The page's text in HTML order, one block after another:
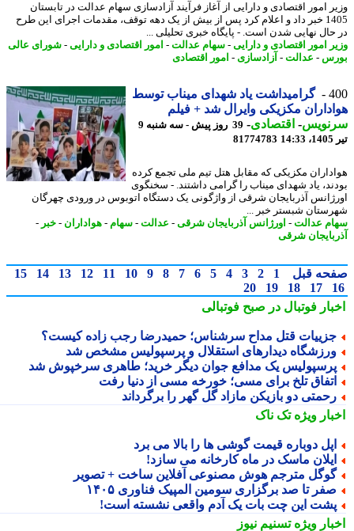
امور اقتصادی و دارایی از آغاز فرآیند آزادسازی سهام عدالت در تابستان
1405 خبر داد و اعلام کرد پس از بیش از یک دهه توقف، مقدمات اجرای این طرح
نهایی شدن است. - پایگاه خبری تحلیلی ...
امور اقتصادی و دارایی- سهام عدالت-امور اقتصادی و دارایی- شورای عالی
-عدالت-آزادسازی- امور اقتصادی
گرامیداشت یاد شهدای میناب توسط
مکزیکی وایرال شد + فیلم
-اقتصادی-
39 روز پیش - سه شنبه 9
81774783
مکزیکی که مقابل هتل تیم ملی تجمع کرده
یاد شهدای میناب را گرامی داشتند. - سخنگوی
آذربایجان شرقی از واژگونی یک دستگاه اتوبوس در ورودی چهرگان
شبستر خبر ...
عدالت-اورژانس آذربایجان شرقی-عدالت-سهام-هواداران - خبر-
شرقی
قبل 1
2
3
4
5
6
7
8
9
10
11
12
13
14
15
17
18
19
20
فوتبال در صبح فوتبالی
قتل مداح سرشناس؛ حمیدرضا رجب زاده کیست؟
دیدارهای استقلال و پرسپولیس مشخص شد
یک مدافع جوان دیگر خرید؛ طاهری سرخپوش شد
تلخ برای مسی؛ خورخه مسی از دنیا رفت
دو بازیکن مازاد گل گهر را برگرداند
ویژهتک ناک
دوباره قیمت گوشی ها را بالا می برد
ماسک در ماه کارخانه می سازد!
مترجم هوش مصنوعی آفلاین ساخت + تصویر
تا صد برگزاری سومین المپیک فناوری ۱۴۰۵
این چت بات یک آدم واقعی نشسته است!
ویژهتسنیم نیوز